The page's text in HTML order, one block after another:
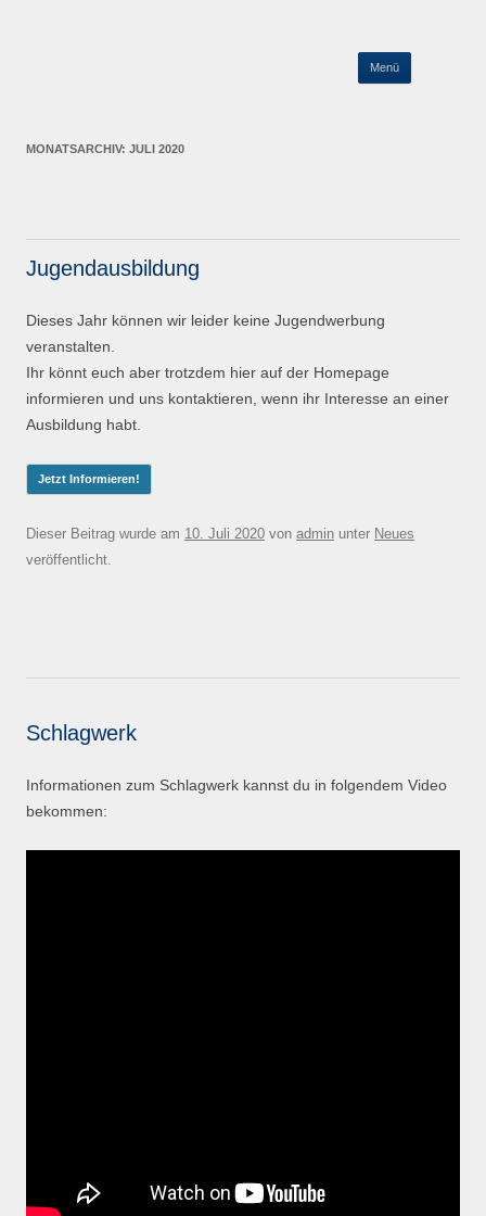
Menü
MONATSARCHIV: JULI 2020
Jugendausbildung
Dieses Jahr können wir leider keine Jugendwerbung
veranstalten.
Ihr könnt euch aber trotzdem hier auf der Homepage
informieren und uns kontaktieren, wenn ihr Interesse an einer
Ausbildung habt.
Jetzt Informieren!
Dieser Beitrag wurde am 10. Juli 2020 von admin unter Neues
veröffentlicht.
Schlagwerk
Informationen zum Schlagwerk kannst du in folgendem Video
bekommen: